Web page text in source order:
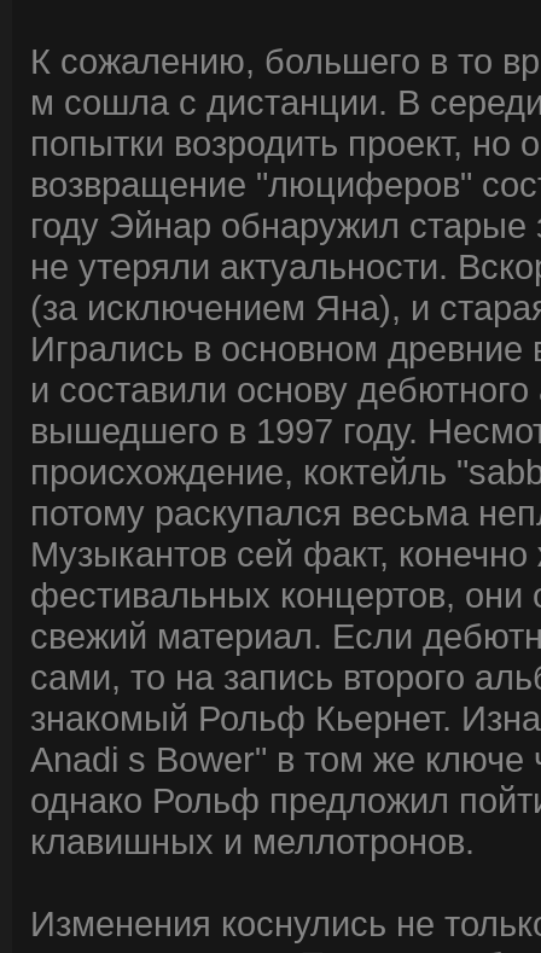
К сожалению, большего в то
м сошла с дистанции. В
попытки возродить проект, но
возвращение "люциферов"
году Эйнар обнаружил старые
не утеряли актуальности.
(за исключением Яна), и
Игрались в основном
и составили основу
вышедшего в 1997 году.
происхождение, коктейль
потому раскупался весьма
Музыкантов сей факт,
фестивальных концертов, они
свежий материал. Если
сами, то на запись второго
знакомый Рольф Кьернет.
Anadi s Bower" в том же ключе
однако Рольф предложил
клавишных и меллотронов.
Изменения коснулись не